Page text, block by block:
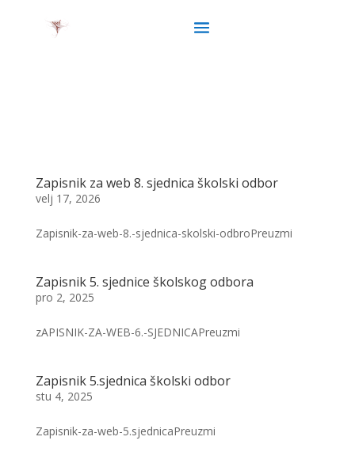
Zapisnik za web 8. sjednica školski odbor
velj 17, 2026
Zapisnik-za-web-8.-sjednica-skolski-odbroPreuzmi
Zapisnik 5. sjednice školskog odbora
pro 2, 2025
zAPISNIK-ZA-WEB-6.-SJEDNICAPreuzmi
Zapisnik 5.sjednica školski odbor
stu 4, 2025
Zapisnik-za-web-5.sjednicaPreuzmi